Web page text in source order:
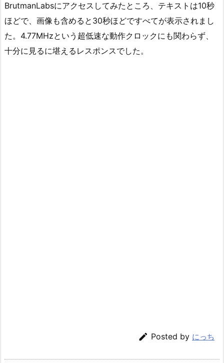
BrutmanLabsにアクセスしてみたところ、テキストは10秒
ほどで、画像も含めると30秒ほどですべてが表示されまし
た。4.77MHzという超低速な動作クロックにも関わらず、
十分に見るに堪えるレスポンスでした。
 Posted by にっち